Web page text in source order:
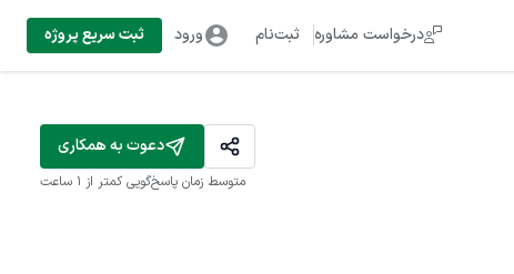
درخواست مشاوره ثبت‌نام ورود ثبت سریع پروژه
دعوت به همکاری
متوسط زمان پاسخ‌گویی کمتر از 1 ساعت